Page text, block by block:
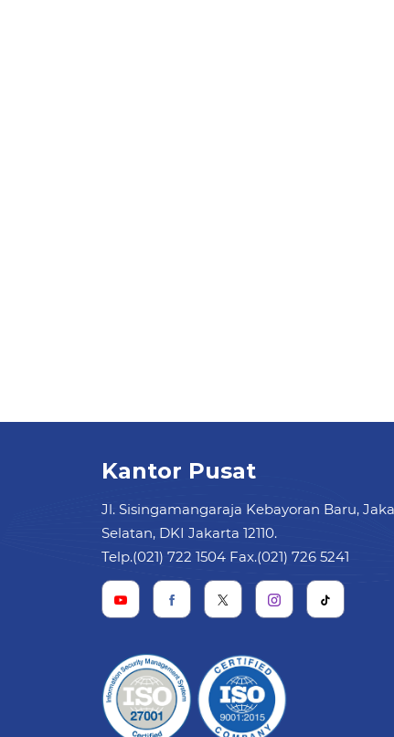
Kantor Pusat
Jl. Sisingamangaraja Kebayoran Baru,
Selatan, DKI Jakarta 12110.
Telp.(021) 722 1504 Fax.(021) 726 5241